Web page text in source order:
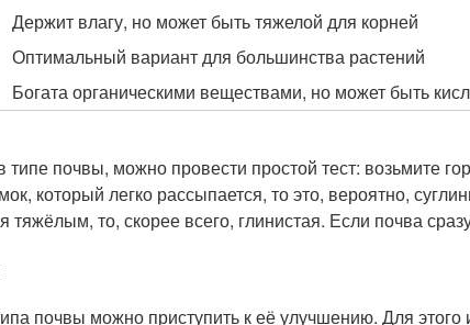
Держит влагу, но может быть тяжелой для корней
Оптимальный вариант для большинства растений
Богата органическими веществами, но может быть
почвы, можно провести простой тест: возьмите
который легко рассыпается, то это, вероятно,
тяжёлым, то, скорее всего, глинистая. Если почва
почвы можно приступить к её улучшению. Для этого